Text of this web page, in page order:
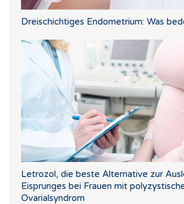
Dreischichtiges Endometrium: Was
Letrozol, die beste Alternative zur
Eisprunges bei Frauen mit
Ovarialsyndrom